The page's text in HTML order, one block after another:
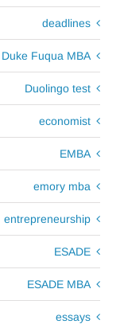
deadlines
Duke Fuqua MBA
Duolingo test
economist
EMBA
emory mba
entrepreneurship
ESADE
ESADE MBA
essays